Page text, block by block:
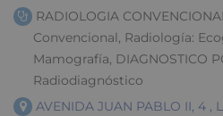
RADIOLOGIA
Convencional, Radiología:
Mamografía, DIAGNOSTICO
Radiodiagnóstico
AVENIDA JUAN PABLO II, 4 ,